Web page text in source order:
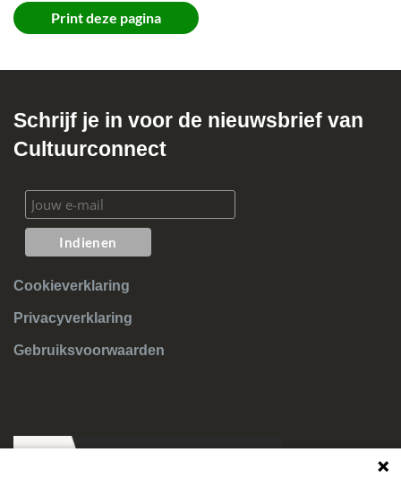
Wat doe ik met de oude klantrecords van bibliotheken?
Hoe kan ik de ophaalvestiging wijzigen?
Print deze pagina
Schrijf je in voor de nieuwsbrief van
Cultuurconnect
Cookieverklaring
Privacyverklaring
Gebruiksvoorwaarden